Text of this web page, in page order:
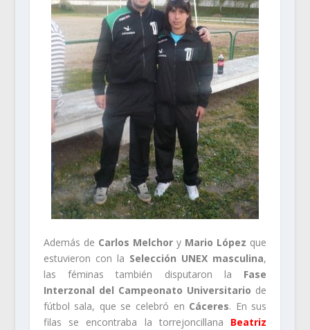
Además de Carlos Melchory Mario López que
estuvieron con la Selección UNEX masculina,
las féminas también disputaron la Fase
Interzonal del Campeonato Universitario de
fútbol sala, que se celebró en Cáceres. En sus
filas se encontraba la torrejoncillana Beatriz